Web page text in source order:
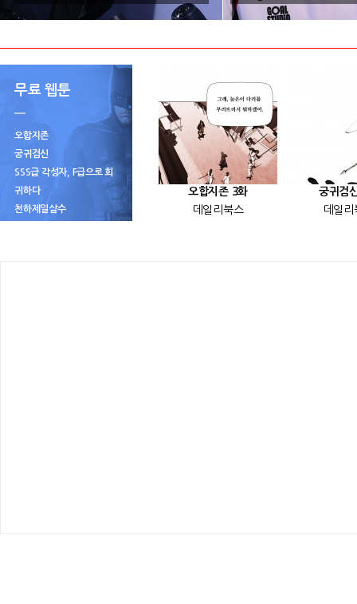
무료 웹툰
오합지존
궁귀검신
SSS급 각성자, F급으로 회
귀하다
천하제일살수
오합지존 3화
데일리북스
궁귀검
데일리